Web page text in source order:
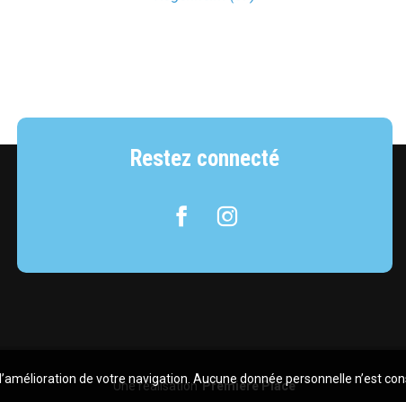
Restez connecté
Une réalisation Première Place
de votre navigation. Aucune donnée personnelle n’est